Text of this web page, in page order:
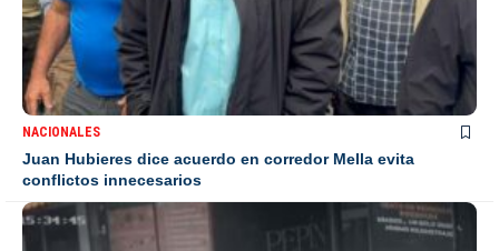
NACIONALES
Juan Hubieres dice acuerdo en corredor Mella evita
conflictos innecesarios